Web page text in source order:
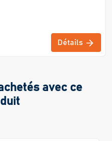
Détails
avec ce